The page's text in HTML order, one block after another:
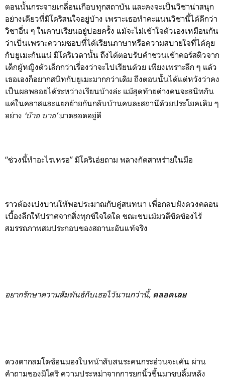
ตอนนั้นกระจายเกลื่อนเกือบทุกสถาบัน และคงจะเป็นวิชาน่าสนุก
อย่างเดียวที่มิโดริสนใจอยู่บ้าง เพราะเธอทำคะแนนวิชานี้ได้ดีกว่า
วิชาอื่น ๆ ในคาบเรียนอยู่บ่อยครั้ง แม้จะไม่เข้าใจตัวเองเหมือนกัน
ว่าเป็นเพราะความชอบที่ได้เรียนภาษาหรือความสบายใจที่ได้คุย
กับยูเมะกันแน่ มิโดริเวลานั้น ถึงได้ตอบรับคำชวนเข้าคอร์สติวจาก
เด็กผู้หญิงตัวเล็กกว่าเรื่องว่าจะไปเรียนด้วย เพียงเพราะลึก ๆ แล้ว
เธอเองก็อยากสนิทกับยูเมะมากกว่าเดิม ถึงตอนนั้นได้แต่หวังว่าคง
เป็นผลพลอยได้ระหว่างเรียนบ้างล่ะ แม้สุดท้ายต่างคนจะสนิทกัน
แค่ในคลาสและแยกย้ายกันกลับบ้านคนละสถานีด้วยประโยคเดิม ๆ
อย่าง ‘บ๊าย บาย’มาตลอดอยู่ดี
“ช่วงนี้ทำอะไรเหรอ” มิโดริเอ่ยถาม พลางกัดสาหร่ายในมือ
ราวต้องเบ่งบานให้พอประมาณกับคู่สนทนา เพื่อกลบฝังดวงคลอน
เบื้องลึกให้ปราศจากสิ่งทุกข์ใจใดใด ขณะขบเม้มวลีขัดข้องไร้
สมรรถภาพสมประกอบของสถานะอันแท้จริง
อยากรักษาความสัมพันธ์กับเธอไว้นานกว่านี้, ตลอดเลย
ดวงตากลมโตช้อนมองใบหน้าสับสนระคนกระอ่วนจะเค้น ผ่าน
คำถามของมิโดริ ความประหม่าจากการยกนิ้วขึ้นมาขบลิ้มหลัง